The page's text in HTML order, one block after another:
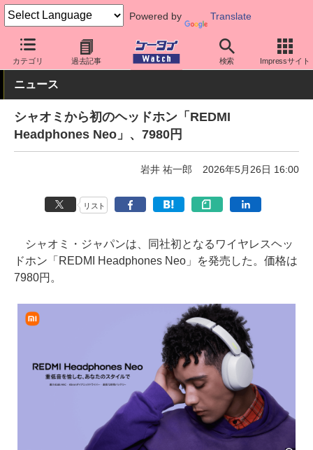
Powered by Translate
カテゴリ 過去記事 検索 Impressサイト
ケータイ Watch 周辺機器/アクセサリー オーディオ
ニュース
シャオミから初のヘッドホン「REDMI
Headphones Neo」、7980円
岩井 祐一郎 2026年5月26日 16:00
リスト
シャオミ・ジャパンは、同社初となるワイヤレスヘッ
ドホン「REDMI Headphones Neo」を発売した。価格は
7980円。